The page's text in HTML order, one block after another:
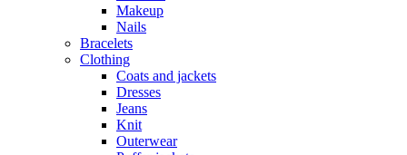
Makeup
Nails
Bracelets
Clothing
Coats and jackets
Dresses
Jeans
Knit
Outerwear